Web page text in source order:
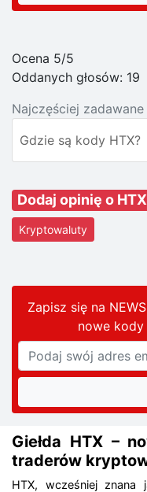
Ocena 5/5
Oddanych głosów: 19
Najczęściej
Gdzie są kody HTX?
Dodaj opinię o HTX
Kryptowaluty
Zapisz się na
nowe
Giełda HTX –
traderów
HTX, wcześniej